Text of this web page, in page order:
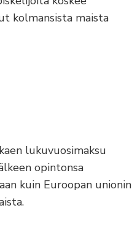
kolmansista maista
lukuvuosimaksu
opintonsa
kuin Euroopan unionin